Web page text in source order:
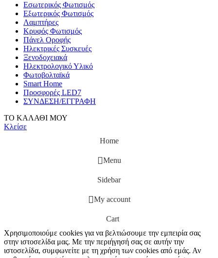
Εσωτερικός Φωτισμός
Εξωτερικός Φωτισμός
Λαμπτήρες
Κρυφός Φωτισμός
Πάνελ Οροφής
Ηλεκτρικές Συσκευές
Ξενοδοχειακά
Ηλεκτρολογικό Υλικό
Φωτοβολταϊκά
Smart Home
Προσφορές LED7
ΣΥΝΔΕΣΗ/ΕΓΓΡΑΦΗ
ΤΟ ΚΑΛΑΘΙ ΜΟΥ
Κλείσε
Home
Menu
Sidebar
My account
Cart
Χρησιμοποιούμε cookies για να βελτιώσουμε την εμπειρία σας
στην ιστοσελίδα μας. Με την περιήγησή σας σε αυτήν την
ιστοσελίδα, συμφωνείτε με τη χρήση των cookies από εμάς. Αν